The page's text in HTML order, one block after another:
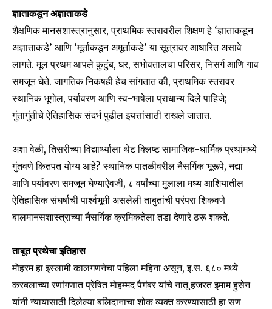
ज्ञाताकडून अज्ञाताकडे
शैक्षणिक मानसशास्त्रानुसार, प्राथमिक स्तरावरील शिक्षण हे ‘ज्ञाताकडून
अज्ञाताकडे’ आणि ‘मूर्ताकडून अमूर्ताकडे’ या सूत्रावर आधारित असावे
लागते. मूल प्रथम आपले कुटुंब, घर, सभोवतालचा परिसर, निसर्ग आणि गाव
समजून घेते. जागतिक निकषही हेच सांगतात की, प्राथमिक स्तरावर
स्थानिक भूगोल, पर्यावरण आणि स्व-भाषेला प्राधान्य दिले पाहिजे;
गुंतागुंतीचे ऐतिहासिक संदर्भ पुढील इयत्तांसाठी राखले जातात.
अशा वेळी, तिसरीच्या विद्यार्थ्याला थेट क्लिष्ट सामाजिक-धार्मिक प्रथांमध्ये
गुंतवणे कितपत योग्य आहे? स्थानिक पातळीवरील नैसर्गिक भूरूपे, नद्या
आणि पर्यावरण समजून घेण्याऐवजी, ८ वर्षांच्या मुलाला मध्य आशियातील
ऐतिहासिक संघर्षाची पार्श्वभूमी असलेली ताबुतांची परंपरा शिकवणे
बालमानसशास्त्राच्या नैसर्गिक क्रमिकतेला तडा देणारे ठरू शकते.
ताबूत प्रथेचा इतिहास
मोहरम हा इस्लामी कालगणनेचा पहिला महिना असून, इ.स. ६८० मध्ये
करबलाच्या रणांगणात प्रेषित मोहम्मद पैगंबर यांचे नातू हजरत इमाम हुसेन
यांनी न्यायासाठी दिलेल्या बलिदानाचा शोक व्यक्त करण्यासाठी हा सण